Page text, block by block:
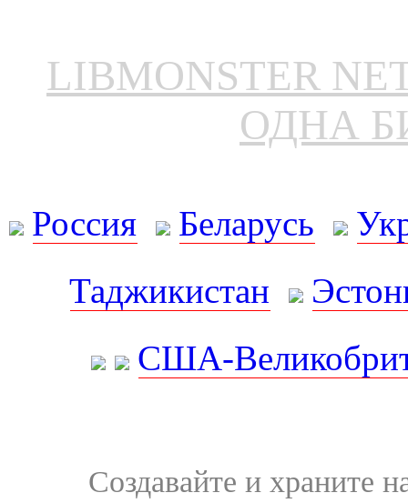
LIBMONSTER
ОДНА
Россия Беларусь
Таджикистан
США-
Создавайте и храните